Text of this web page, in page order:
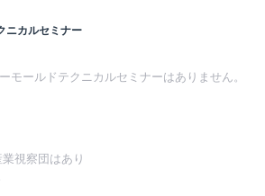
ニカルセミナー
モールドテクニカルセミナーはありません。
視察団はあり